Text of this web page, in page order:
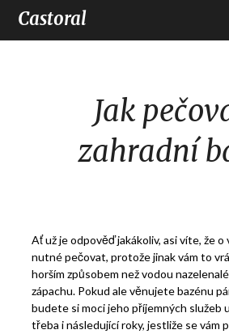
Castoral
Jak
zahradní
Ať už je odpověď jakákoliv, asi víte, že o
nutné pečovat, protože jinak vám to
horším způsobem než vodou
zápachu. Pokud ale věnujete bazénu
budete si moci jeho příjemných služeb
třeba i následující roky, jestliže se vám